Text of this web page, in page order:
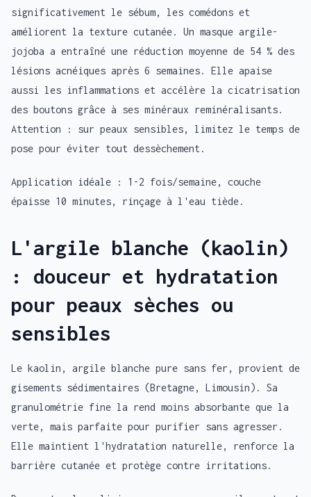
significativement le sébum, les comédons et
améliorent la texture cutanée. Un masque argile-
jojoba a entraîné une réduction moyenne de 54 % des
lésions acnéiques après 6 semaines. Elle apaise
aussi les inflammations et accélère la cicatrisation
des boutons grâce à ses minéraux reminéralisants.
Attention : sur peaux sensibles, limitez le temps de
pose pour éviter tout dessèchement.
Application idéale : 1-2 fois/semaine, couche
épaisse 10 minutes, rinçage à l'eau tiède.
L'argile blanche (kaolin)
: douceur et hydratation
pour peaux sèches ou
sensibles
Le kaolin, argile blanche pure sans fer, provient de
gisements sédimentaires (Bretagne, Limousin). Sa
granulométrie fine la rend moins absorbante que la
verte, mais parfaite pour purifier sans agresser.
Elle maintient l'hydratation naturelle, renforce la
barrière cutanée et protège contre irritations.